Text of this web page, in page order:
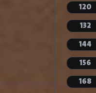
120
132
144
156
168